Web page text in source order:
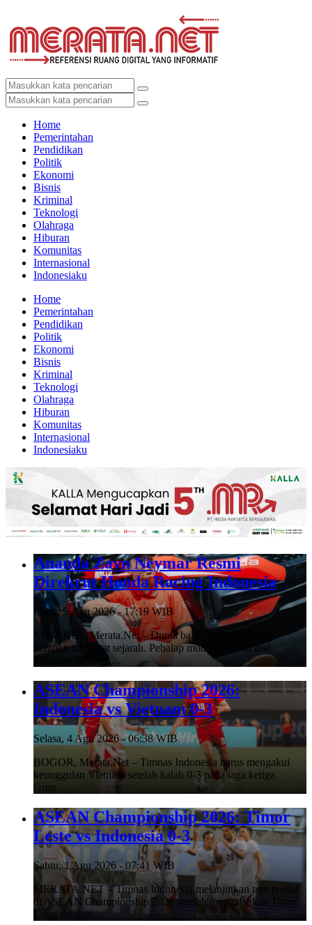
Home
Pemerintahan
Pendidikan
Politik
Ekonomi
Bisnis
Kriminal
Teknologi
Olahraga
Hiburan
Komunitas
Internasional
Indonesiaku
Home
Pemerintahan
Pendidikan
Politik
Ekonomi
Bisnis
Kriminal
Teknologi
Olahraga
Hiburan
Komunitas
Internasional
Indonesiaku
Ananda Zayn Neymar Resmi
Direkrut Honda Racing Indonesia
Rabu, 5 Agu 2026 - 17:19 WIB
JAKARTA, Merata.Net – Dunia balap mobil nasional
kembali mencatat sejarah. Pebalap muda berbakat asal
Sulawesi Selatan,…
ASEAN Championship 2026:
Indonesia vs Vietnam 0-3
Selasa, 4 Agu 2026 - 06:38 WIB
BOGOR, Merata.Net – Timnas Indonesia harus mengakui
keunggulan Vietnam setelah kalah 0-3 pada laga ketiga
Grup…
ASEAN Championship 2026: Timor
Leste vs Indonesia 0-3
Sabtu, 1 Agu 2026 - 07:41 WIB
MERATA.NET – Timnas Indonesia melanjutkan tren positif
di ASEAN Championship 2026 setelah mengalahkan Timor
Leste dengan…